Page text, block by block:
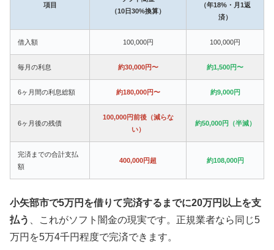
項目
（10日30%換算）
（年18%・月1返
済）
借入額 100,000円 100,000円
毎月の利息 約30,000円〜 約1,500円〜
6ヶ月間の利息総額 約180,000円〜 約9,000円
6ヶ月後の残債
100,000円前後（減らな
い）
約50,000円（半減）
完済までの合計支払
額
400,000円超 約108,000円
小矢部市で5万円を借りて完済するまでに20万円以上を支
払う
、これがソフト闇金の現実です。正規業者なら同じ5
万円を5万4千円程度で完済できます。